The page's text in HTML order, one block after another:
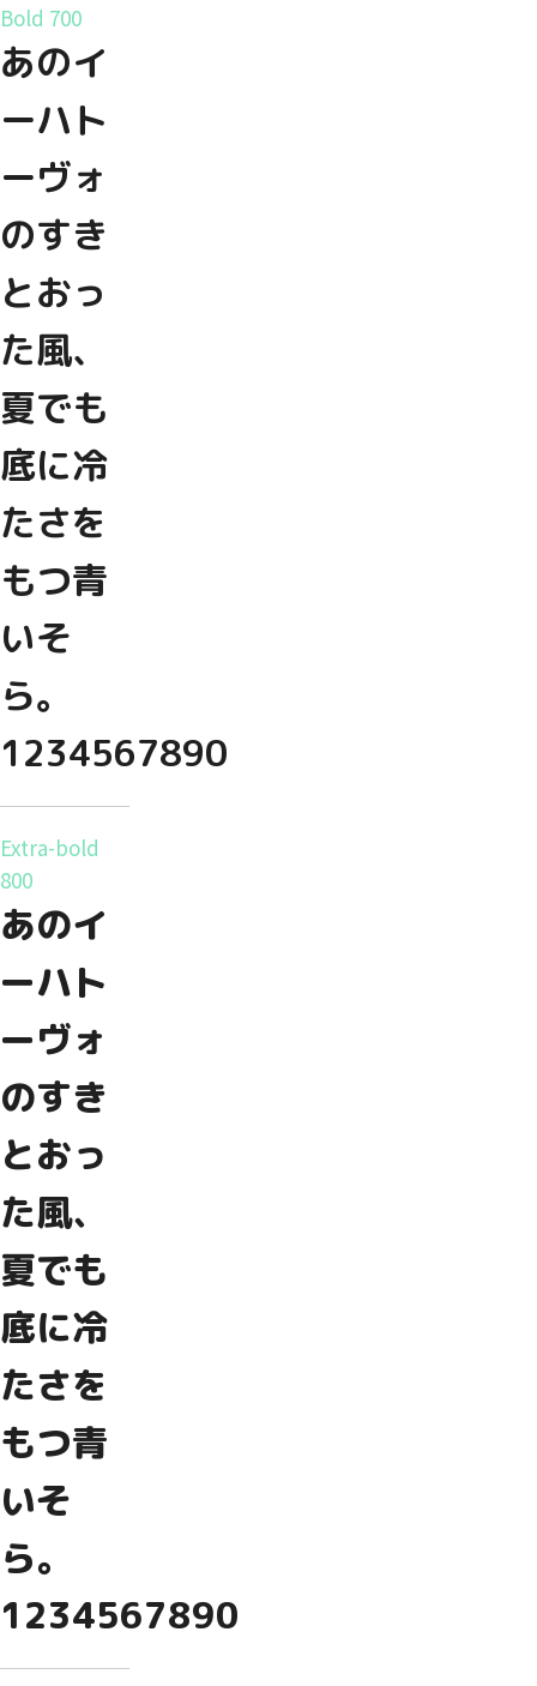
Bold 700
あのイ
ーハト
ーヴォ
のすき
とおっ
た風、
夏でも
底に冷
たさを
もつ青
いそ
ら。
1234567890
Extra-bold
800
あのイ
ーハト
ーヴォ
のすき
とおっ
た風、
夏でも
底に冷
たさを
もつ青
いそ
ら。
1234567890